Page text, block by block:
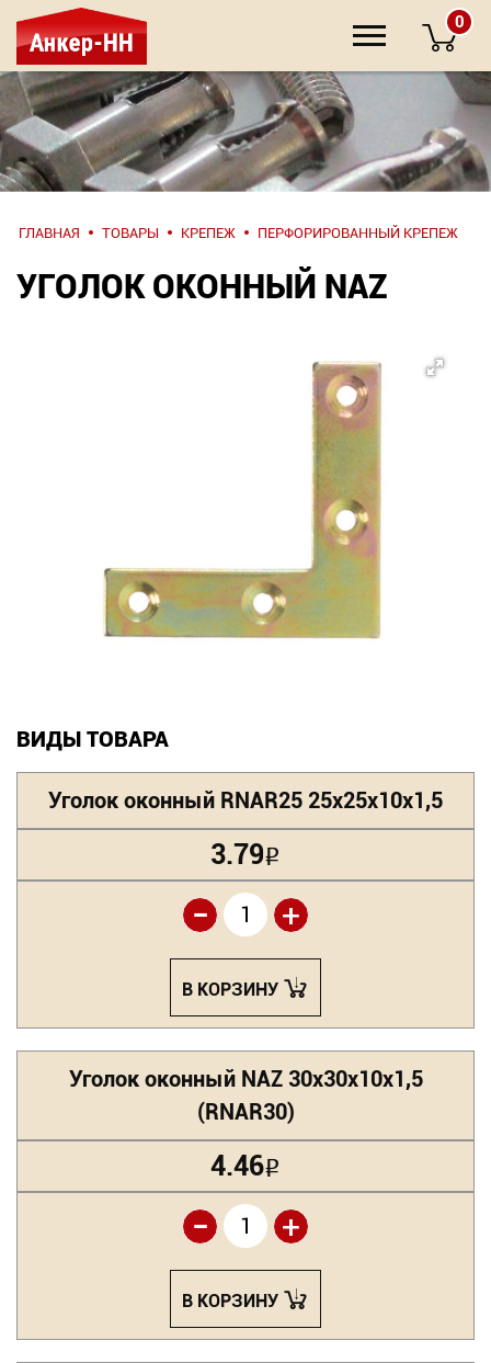
НАПИШИТЕ
О компании
Оформление заказа
Контакты
282-
0
ГЛАВНАЯ ТОВАРЫ КРЕПЕЖ ПЕРФОРИРОВАННЫЙ КРЕПЕЖ
УГОЛОК ОКОННЫЙ NAZ
ВИДЫ ТОВАРА
Уголок оконный RNAR25 25х25х10х1,5
3.79Р
+
-
В КОРЗИНУ
Уголок оконный NAZ 30х30х10х1,5
(RNAR30)
4.46Р
+
-
В КОРЗИНУ